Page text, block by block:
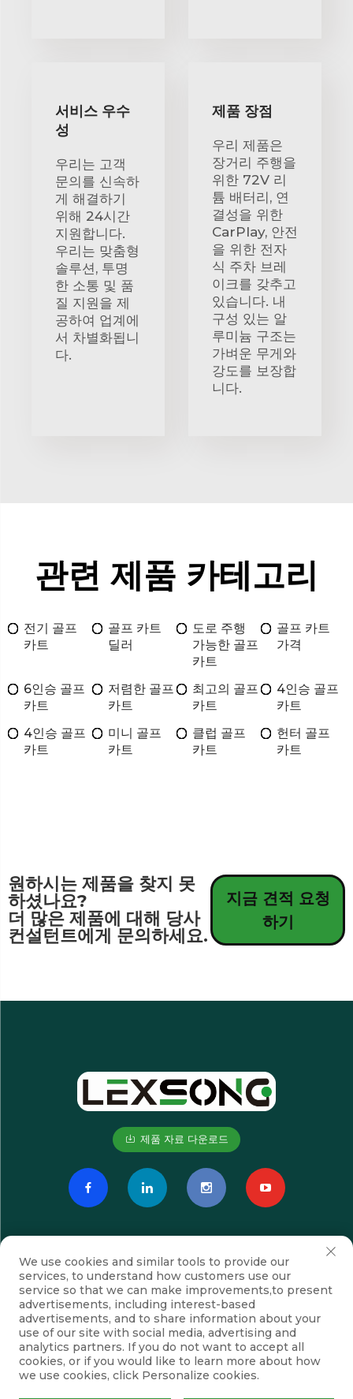
서비스 우수
성
우리는 고객
문의를 신속하
게 해결하기
위해 24시간
지원합니다.
우리는 맞춤형
솔루션, 투명
한 소통 및 품
질 지원을 제
공하여 업계에
서 차별화됩니
다.
제품 장점
우리 제품은
장거리 주행을
위한 72V 리
튬 배터리, 연
결성을 위한
CarPlay, 안전
을 위한 전자
식 주차 브레
이크를 갖추고
있습니다. 내
구성 있는 알
루미늄 구조는
가벼운 무게와
강도를 보장합
니다.
관련 제품 카테고리
전기 골프
카트
골프 카트
딜러
도로 주행
가능한 골프
카트
골프 카트
가격
6인승 골프
카트
저렴한 골프
카트
최고의 골프
카트
4인승 골프
카트
4인승 골프
카트
미니 골프
카트
클럽 골프
카트
헌터 골프
카트
원하시는 제품을 찾지 못
하셨나요?
더 많은 제품에 대해 당사
컨설턴트에게 문의하세요.
지금 견적 요청
하기
제품 자료 다운로드
구독하기
저작권 © 수저우 렉슨 전기전자 장비 유한 회사. 모든 권리 보유
We use cookies and similar tools to provide our
services, to understand how customers use our
service so that we can make improvements,to present
advertisements, including interest-based
advertisements, and to share information about your
use of our site with social media, advertising and
analytics partners. If you do not want to accept all
cookies, or if you would like to learn more about how
we use cookies, click Personalize cookies.